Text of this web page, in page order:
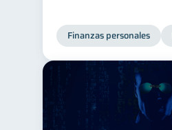
Finanzas personales